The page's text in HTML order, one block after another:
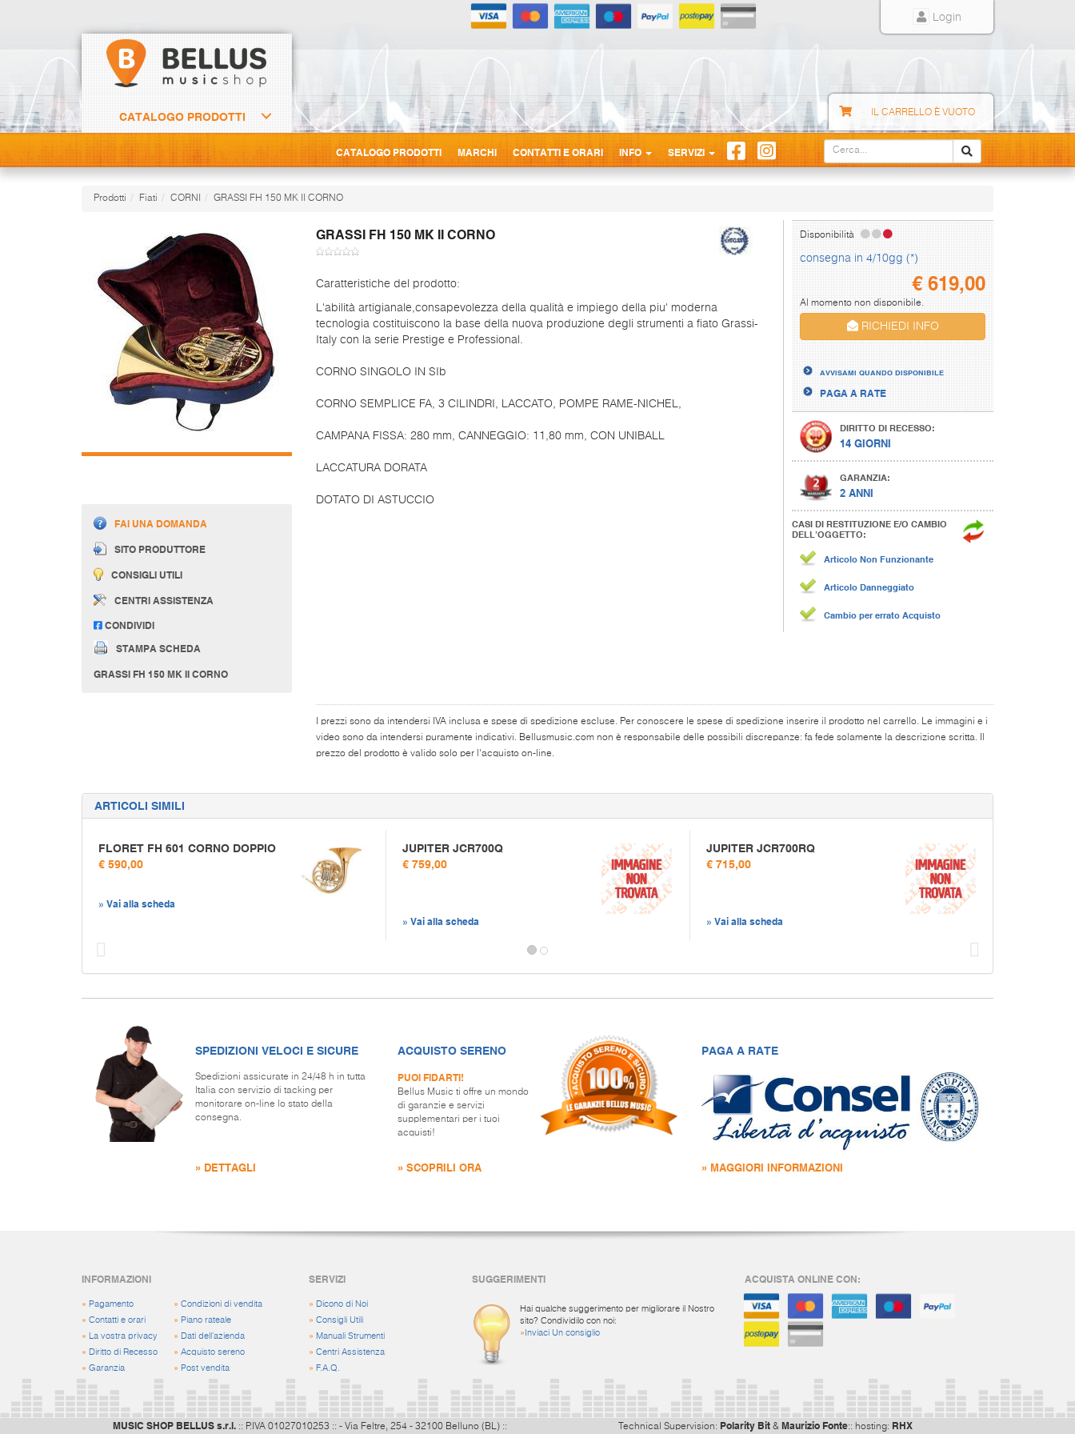
Login
CATALOGO PRODOTTI IL CARRELLO È VUOTO
CATALOGO PRODOTTI MARCHI CONTATTI E ORARI INFO SERVIZI
Prodotti Fiati CORNI GRASSI FH 150 MK II CORNO
GRASSI FH 150 MK II CORNO
FAI UNA DOMANDA
SITO PRODUTTORE
CONSIGLI UTILI
CENTRI ASSISTENZA
CONDIVIDI
STAMPA SCHEDA
GRASSI FH 150 MK II CORNO
Caratteristiche del prodotto:
L'abilità artigianale,consapevolezza della qualità e impiego della piu' moderna
tecnologia costituiscono la base della nuova produzione degli strumenti a fiato Grassi-
Italy con la serie Prestige e Professional.
CORNO SINGOLO IN SIb
CORNO SEMPLICE FA, 3 CILINDRI, LACCATO, POMPE RAME-NICHEL,
CAMPANA FISSA: 280 mm, CANNEGGIO: 11,80 mm, CON UNIBALL
LACCATURA DORATA
DOTATO DI ASTUCCIO
Disponibilità
consegna in 4/10gg (*)
€619,00
Al momento non disponibile.
RICHIEDI INFO
AVVISAMI QUANDO DISPONIBILE
PAGA A RATE
DIRITTO DI RECESSO:
14 GIORNI
GARANZIA:
2 ANNI
CASI DI RESTITUZIONE E/O CAMBIO
DELL’OGGETTO:
Articolo Non Funzionante
Articolo Danneggiato
Cambio per errato Acquisto
I prezzi sono da intendersi IVA inclusa e spese di spedizione escluse. Per conoscere le spese di spedizione inserire il prodotto nel carrello. Le immagini e i
video sono da intendersi puramente indicativi. Bellusmusic.com non è responsabile delle possibili discrepanze: fa fede solamente la descrizione scritta. Il
prezzo del prodotto è valido solo per l'acquisto on-line.
ARTICOLI SIMILI
FLORET FH 601 CORNO DOPPIO
€ 590,00
» Vai alla scheda
JUPITER JCR700Q
€ 759,00
» Vai alla scheda
JUPITER JCR700RQ
€ 715,00
» Vai alla scheda
SPEDIZIONI VELOCI E SICURE
Spedizioni assicurate in 24/48 h in tutta
Italia con servizio di tacking per
monitorare on-line lo stato della
consegna.
» DETTAGLI
ACQUISTO SERENO
PUOI FIDARTI!
Bellus Music ti offre un mondo
di garanzie e servizi
supplementari per i tuoi
acquisti!
» SCOPRILI ORA
PAGA A RATE
» MAGGIORI INFORMAZIONI
INFORMAZIONI
» Pagamento
» Contatti e orari
»
La vostra privacy
» Diritto di Recesso
» Garanzia
» Condizioni di vendita
» Piano rateale
» Dati dell'azienda
» Acquisto sereno
» Post vendita
SERVIZI
» Dicono di Noi
»Consigli Utili
» Manuali Strumenti
»Centri Assistenza
» F.A.Q.
SUGGERIMENTI
Hai qualche suggerimento per migliorare il Nostro
sito? Condividilo con noi:
» Inviaci Un consiglio
ACQUISTA ONLINE CON:
MUSIC SHOP BELLUS s.r.l.:: P.IVA 01027010253 :: - Via Feltre, 254 - 32100 Belluno (BL) :: Technical Supervision: Polarity Bit & Maurizio Fonte:: hosting: RHX